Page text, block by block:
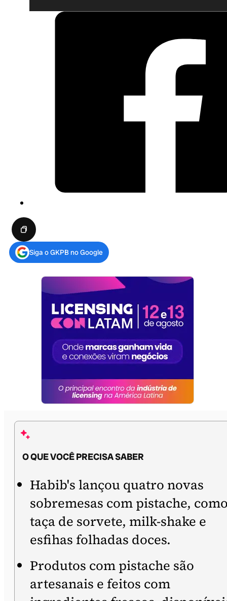
Siga o GKPB no Google
O QUE VOCÊ PRECISA SABER
Habib's lançou quatro novas
sobremesas com pistache,
taça de sorvete, milk-shake e
esfihas folhadas doces.
Produtos com pistache são
artesanais e feitos com